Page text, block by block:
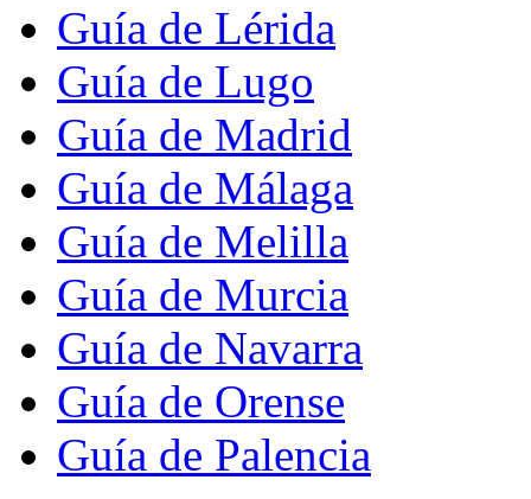
Guía de Lérida
Guía de Lugo
Guía de Madrid
Guía de Málaga
Guía de Melilla
Guía de Murcia
Guía de Navarra
Guía de Orense
Guía de Palencia